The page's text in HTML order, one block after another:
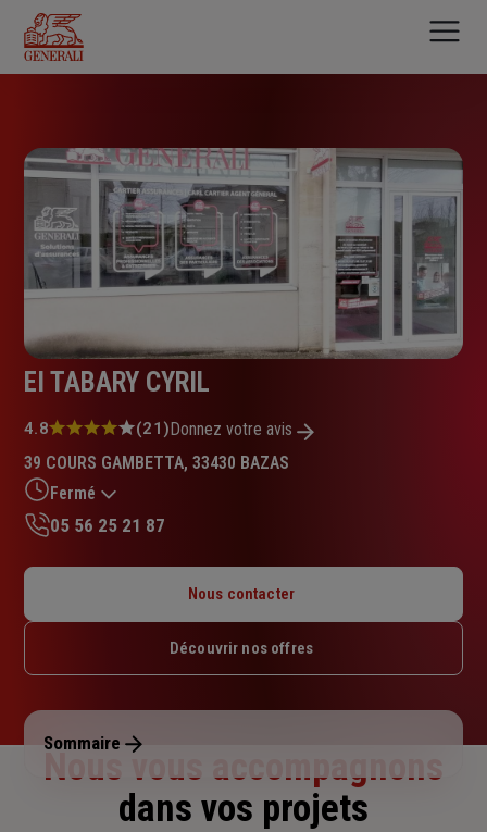
contenu
principal
EI TABARY CYRIL
Note
4.8
sur
5
étoiles
4.8 (21)Donnez votre avis
39 COURS GAMBETTA, 33430 BAZAS
Fermé
Mardi : 09h – 12h / 13h30 – 17h30
Jeudi : 09h – 12h
Dimanche : Fermé
05 56 25 21 87
Nous contacter
Découvrir nos offres
Sommaire
Nous vous accompagnons
dans vos projets